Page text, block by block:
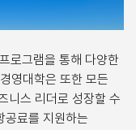
로그램을 통해 다양한
영대학은 또한 모든
니스 리더로 성장할 수
공료를 지원하는